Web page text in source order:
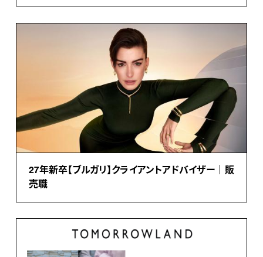
27年新卒【ブルガリ】クライアントアドバイザー｜販
売職